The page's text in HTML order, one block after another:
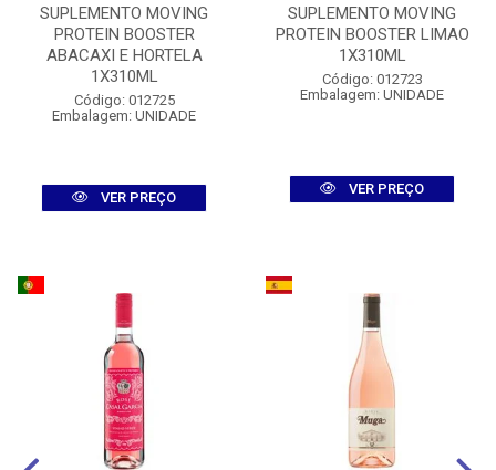
SUPLEMENTO MOVING
PROTEIN BOOSTER
ABACAXI E HORTELA
1X310ML
Código: 012725
Embalagem: UNIDADE
VER PREÇO
SUPLEMENTO MOVING
PROTEIN BOOSTER LIMAO
1X310ML
Código: 012723
Embalagem: UNIDADE
VER PREÇO